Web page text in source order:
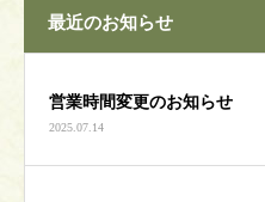
最近のお知らせ
営業時間変更のお知らせ
2025.07.14